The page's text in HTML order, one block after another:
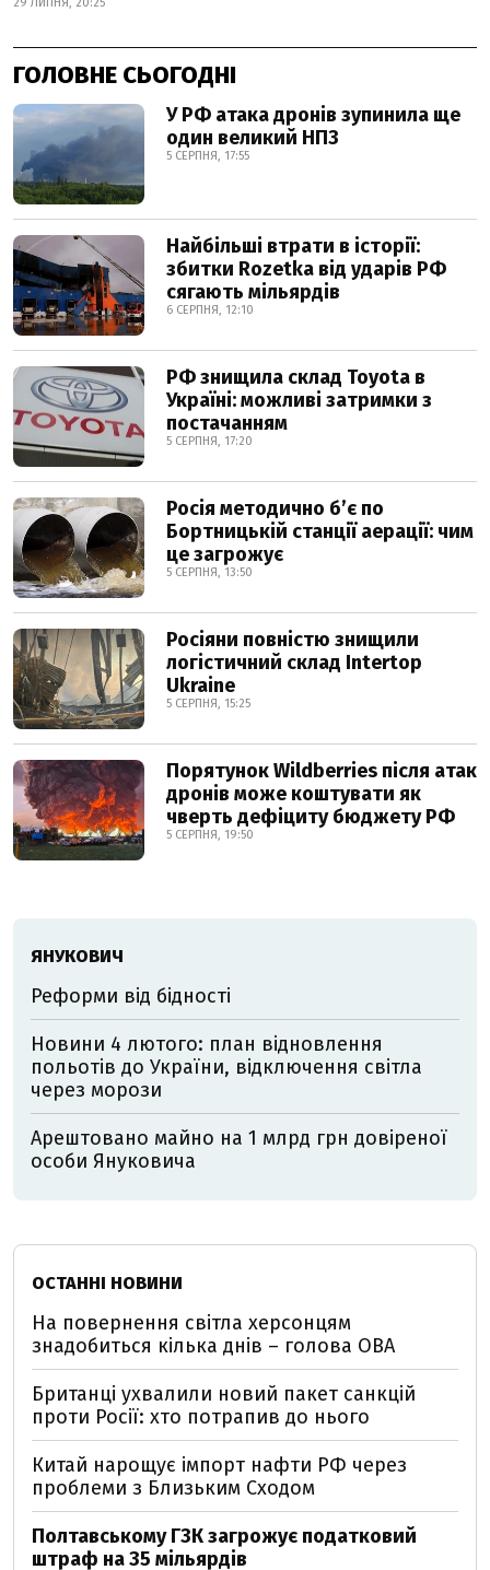
ГОЛОВНЕ СЬОГОДНІ
У РФ атака дронів зупинила ще
один великий НПЗ
5 СЕРПНЯ, 17:55
Найбільші втрати в історії:
збитки Rozetka від ударів РФ
сягають мільярдів
6 СЕРПНЯ, 12:10
РФ знищила склад Toyota в
Україні: можливі затримки з
постачанням
5 СЕРПНЯ, 17:20
Росія методично б’є по
Бортницькій станції аерації: чим
це загрожує
5 СЕРПНЯ, 13:50
Росіяни повністю знищили
логістичний склад Intertop
Ukraine
5 СЕРПНЯ, 15:25
Порятунок Wildberries після атак
дронів може коштувати як
чверть дефіциту бюджету РФ
5 СЕРПНЯ, 19:50
ЯНУКОВИЧ
Реформи від бідності
Новини 4 лютого: план відновлення
польотів до України, відключення світла
через морози
Арештовано майно на 1 млрд грн довіреної
особи Януковича
ОСТАННІ НОВИНИ
На повернення світла херсонцям
знадобиться кілька днів – голова ОВА
Британці ухвалили новий пакет санкцій
проти Росії: хто потрапив до нього
Китай нарощує імпорт нафти РФ через
проблеми з Близьким Сходом
Полтавському ГЗК загрожує податковий
штраф на 35 мільярдів